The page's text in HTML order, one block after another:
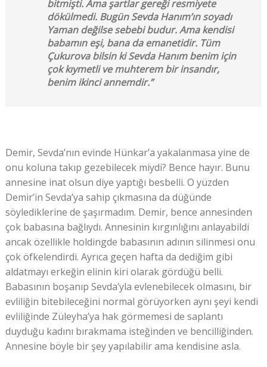
bitmişti. Ama şartlar gereği resmiyete
dökülmedi. Bugün Sevda Hanım’ın soyadı
Yaman değilse sebebi budur. Ama kendisi
babamın eşi, bana da emanetidir. Tüm
Çukurova bilsin ki Sevda Hanım benim için
çok kıymetli ve muhterem bir insandır,
benim ikinci annemdir.”
Demir, Sevda’nın evinde Hünkar’a yakalanmasa yine de
onu koluna takıp gezebilecek miydi? Bence hayır. Bunu
annesine inat olsun diye yaptığı besbelli. O yüzden
Demir’in Sevda’ya sahip çıkmasına da düğünde
söylediklerine de şaşırmadım. Demir, bence annesinden
çok babasına bağlıydı. Annesinin kırgınlığını anlayabildi
ancak özellikle holdingde babasının adının silinmesi onu
çok öfkelendirdi. Ayrıca geçen hafta da dediğim gibi
aldatmayı erkeğin elinin kiri olarak gördüğü belli.
Babasının boşanıp Sevda’yla evlenebilecek olmasını, bir
evliliğin bitebileceğini normal görüyorken aynı şeyi kendi
evliliğinde Züleyha’ya hak görmemesi de saplantı
duyduğu kadını bırakmama isteğinden ve bencilliğinden.
Annesine böyle bir şey yapılabilir ama kendisine asla.